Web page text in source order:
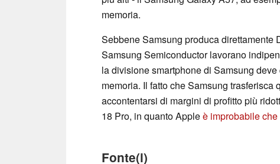
memoria.
Sebbene Samsung produca direttamente
Samsung Semiconductor lavorano
la divisione smartphone di Samsung
memoria. Il fatto che Samsung
accontentarsi di margini di profitto più
18 Pro, in quanto Appleè improbabile
Fonte(i)